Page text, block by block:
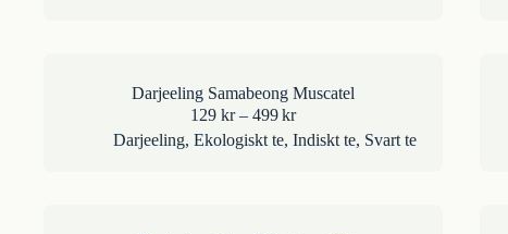
Darjeeling Samabeong Muscatel
129 kr – 499 krPrisintervall:
129kr
Darjeeling,Ekologiskt te,Indiskt te, Svart te